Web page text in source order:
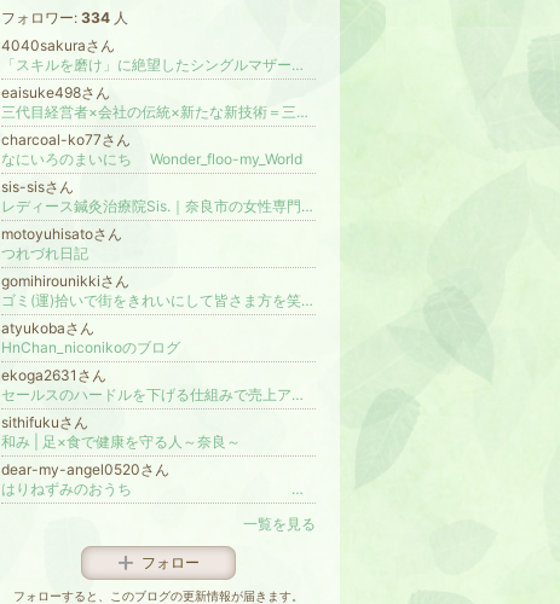
フォロワー: 334 人
4040sakuraさん
「スキルを磨け」に絶望したシングルマザー｜さくら
eaisuke498さん
三代目経営者×会社の伝統×新たな新技術＝三代目独自のブランド創造
charcoal-ko77さん
なにいろのまいにち Wonder_floo-my_World
sis-sisさん
レディース鍼灸治療院Sis.｜奈良市の女性専門鍼灸院｜自律神経・不妊・美容鍼・ダイエット
motoyuhisatoさん
つれづれ日記
gomihirounikkiさん
ゴミ(運)拾いで街をきれいにして皆さま方を笑顔にする日記
atyukobaさん
HnChan_niconikoのブログ
ekoga2631さん
セールスのハードルを下げる仕組みで売上アップし、起業を成功させよう
sithifukuさん
和み | 足×食で健康を守る人～奈良～
dear-my-angel0520さん
はりねずみのおうち ～障がい児ファミリーをサポート～
一覧を見る
フォロー
フォローすると、このブログの更新情報が届きます。